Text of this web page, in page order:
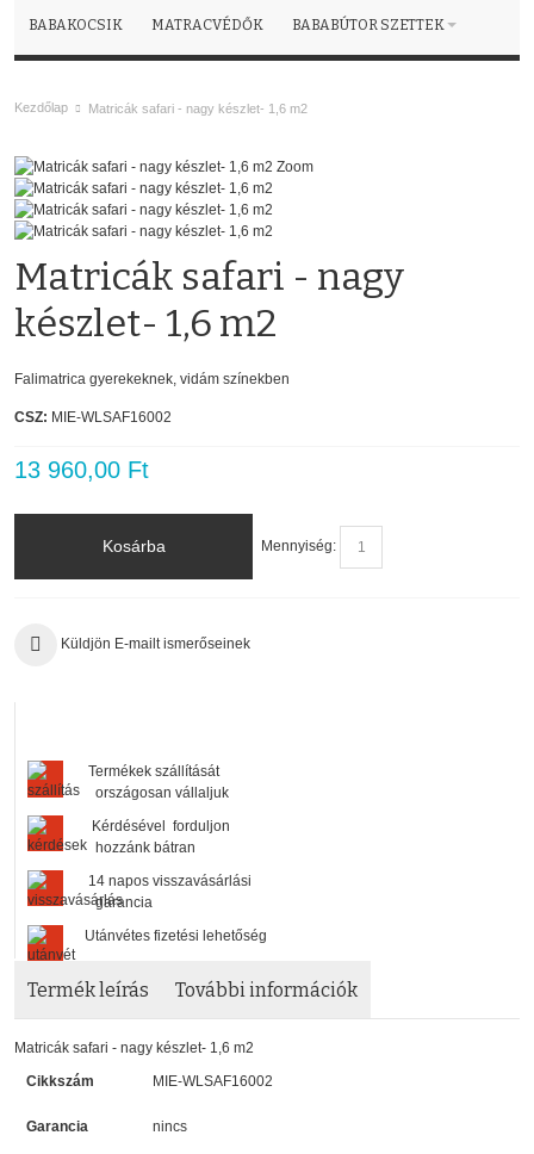
BABAKOCSIK MATRACVÉDŐK BABABÚTOR SZETTEK
Kezdőlap Matricák safari - nagy készlet- 1,6 m2
Zoom
Matricák safari - nagy
készlet- 1,6 m2
Falimatrica gyerekeknek, vidám színekben
CSZ: MIE-WLSAF16002
13 960,00 Ft
Mennyiség:
Kosárba
Küldjön E-mailt ismerőseinek
Termékek szállítását
országosan vállaljuk
Kérdésével forduljon
hozzánk bátran
14 napos visszavásárlási
garancia
Utánvétes fizetési lehetőség
Termék leírás További információk
Matricák safari - nagy készlet- 1,6 m2
Cikkszám
MIE-WLSAF16002
Garancia nincs